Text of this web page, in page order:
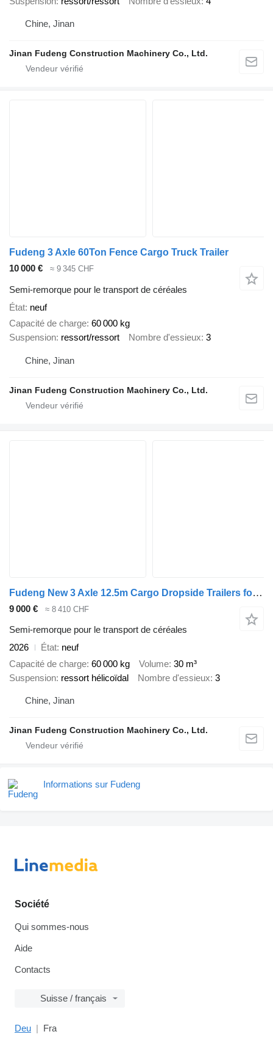
Chine, Jinan
Jinan Fudeng Construction Machinery Co., Ltd.
Fudeng 3 Axle 60Ton Fence Cargo Truck Trailer
10 000 €
≈ 9 345 CHF
Semi-remorque pour le transport de céréales
État neuf
Capacité de charge 60 000 kg
Suspension ressort/ressort Nombre d'essieux 3
Chine, Jinan
Jinan Fudeng Construction Machinery Co., Ltd.
Fudeng New 3 Axle 12.5m Cargo Dropside Trailers for Sale
9 000 € ≈ 8 410 CHF
Semi-remorque pour le transport de céréales
2026
État neuf
Capacité de charge 60 000 kg Volume 30 m³
Suspension ressort hélicoïdal Nombre d'essieux 3
Chine, Jinan
Jinan Fudeng Construction Machinery Co., Ltd.
Informations sur Fudeng
Société
Qui sommes-nous
Aide
Contacts
Suisse / français
Deu Fra